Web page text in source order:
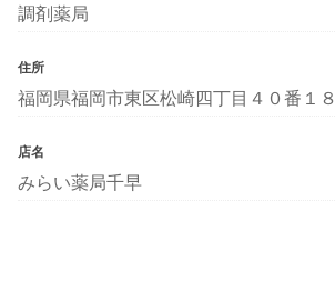
調剤薬局
住所
福岡県福岡市東区松崎四丁目４０番１
店名
みらい薬局千早